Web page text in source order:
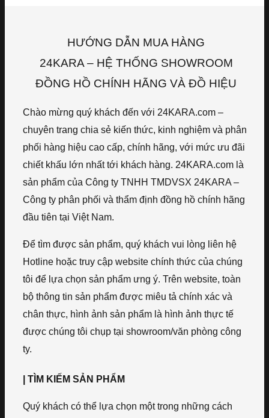
HƯỚNG DẪN MUA HÀNG
24KARA – HỆ THỐNG SHOWROOM
ĐỒNG HỒ CHÍNH HÃNG VÀ ĐỒ HIỆU
Chào mừng quý khách đến với 24KARA.com –
chuyên trang chia sẻ kiến thức, kinh nghiệm và phân
phối hàng hiệu cao cấp, chính hãng, với mức ưu đãi
chiết khấu lớn nhất tới khách hàng. 24KARA.com là
sản phẩm của Công ty TNHH TMDVSX 24KARA –
Công ty phân phối và thẩm định đồng hồ chính hãng
đầu tiên tại Việt Nam.
Để tìm được sản phẩm, quý khách vui lòng liên hệ
Hotline hoặc truy cập website chính thức của chúng
tôi để lựa chọn sản phẩm ưng ý. Trên website, toàn
bộ thông tin sản phẩm được miêu tả chính xác và
chân thực, hình ảnh sản phẩm là hình ảnh thực tế
được chúng tôi chụp tại showroom/văn phòng công
ty.
| TÌM KIẾM SẢN PHẨM
Quý khách có thể lựa chọn một trong những cách